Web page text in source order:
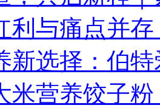
利与痛点并
新选择：伯
米营养饺子